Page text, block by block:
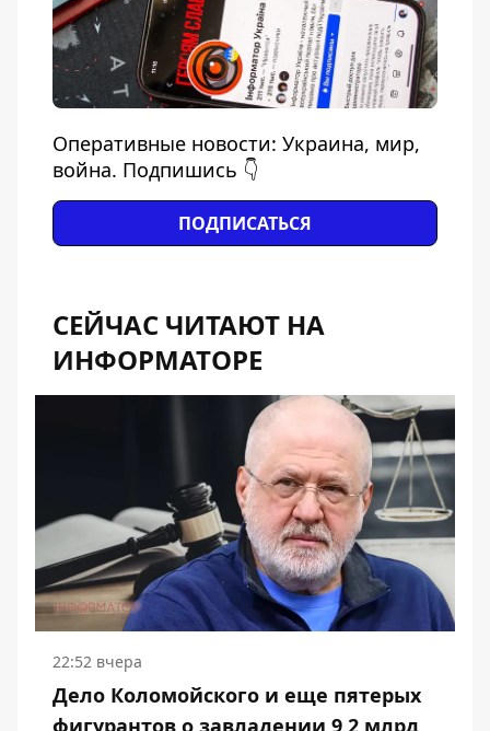
Оперативные новости: Украина, мир,
война. Подпишись 👇
ПОДПИСАТЬСЯ
СЕЙЧАС ЧИТАЮТ НА
ИНФОРМАТОРЕ
22:52 вчера
Дело Коломойского и еще пятерых
фигурантов о завладении 9,2 млрд